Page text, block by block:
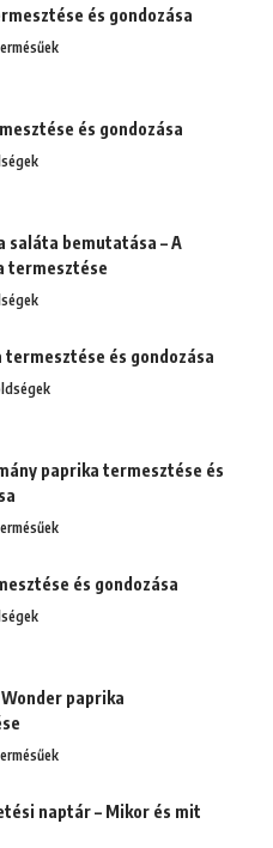
és gondozása
és gondozása
saláta bemutatása – A
termesztése
termesztése és gondozása
paprika termesztése és
és gondozása
paprika
naptár – Mikor és mit